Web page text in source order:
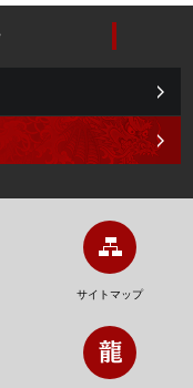
サイトマップ